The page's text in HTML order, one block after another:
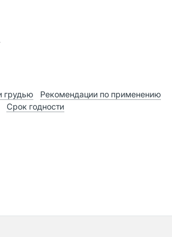
грудью
Рекомендации по применению
Срок годности